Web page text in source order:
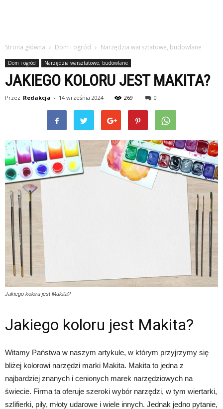
Strona główna Dom i ogród Narzędzia warsztatowe, budowlane
Dom i ogród Narzędzia warsztatowe, budowlane
JAKIEGO KOLORU JEST MAKITA?
Przez Redakcja - 14 września 2024 269 0
Jakiego koloru jest Makita?
Jakiego koloru jest Makita?
Witamy Państwa w naszym artykule, w którym przyjrzymy się
bliżej kolorowi narzędzi marki Makita. Makita to jedna z
najbardziej znanych i cenionych marek narzędziowych na
świecie. Firma ta oferuje szeroki wybór narzędzi, w tym wiertarki,
szlifierki, piły, młoty udarowe i wiele innych. Jednak jedno pytanie,